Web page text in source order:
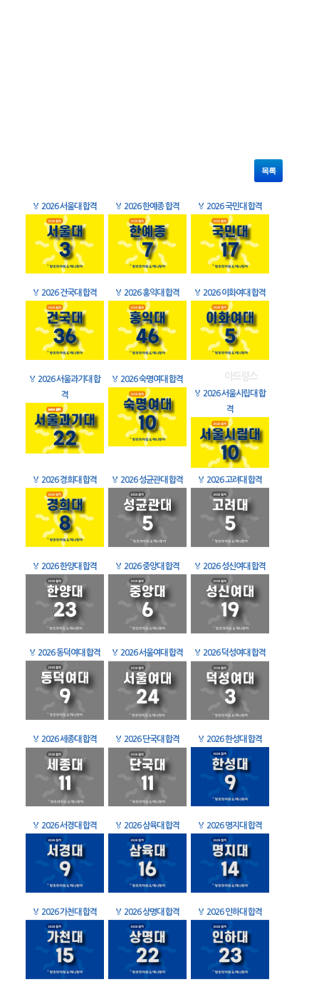
목록
🏅 2026 서울대 합격 🏅 2026 한예종 합격 🏅 2026 국민대 합격
🏅 2026 건국대 합격 🏅 2026 홍익대 합격 🏅 2026 이화여대 합격
🏅 2026 서울과기대 합
격
🏅 2026 숙명여대 합격
🏅 2026 서울시립대 합
격
🏅 2026 경희대 합격 🏅 2026 성균관대 합격 🏅 2026 고려대 합격
🏅 2026 한양대 합격 🏅 2026 중앙대 합격 🏅 2026 성신여대 합격
🏅 2026 동덕여대 합격 🏅 2026 서울여대 합격 🏅 2026 덕성여대 합격
🏅 2026 세종대 합격 🏅 2026 단국대 합격 🏅 2026 한성대 합격
🏅 2026 서경대 합격 🏅 2026 삼육대 합격 🏅 2026 명지대 합격
🏅 2026 가천대 합격 🏅 2026 상명대 합격 🏅 2026 인하대 합격